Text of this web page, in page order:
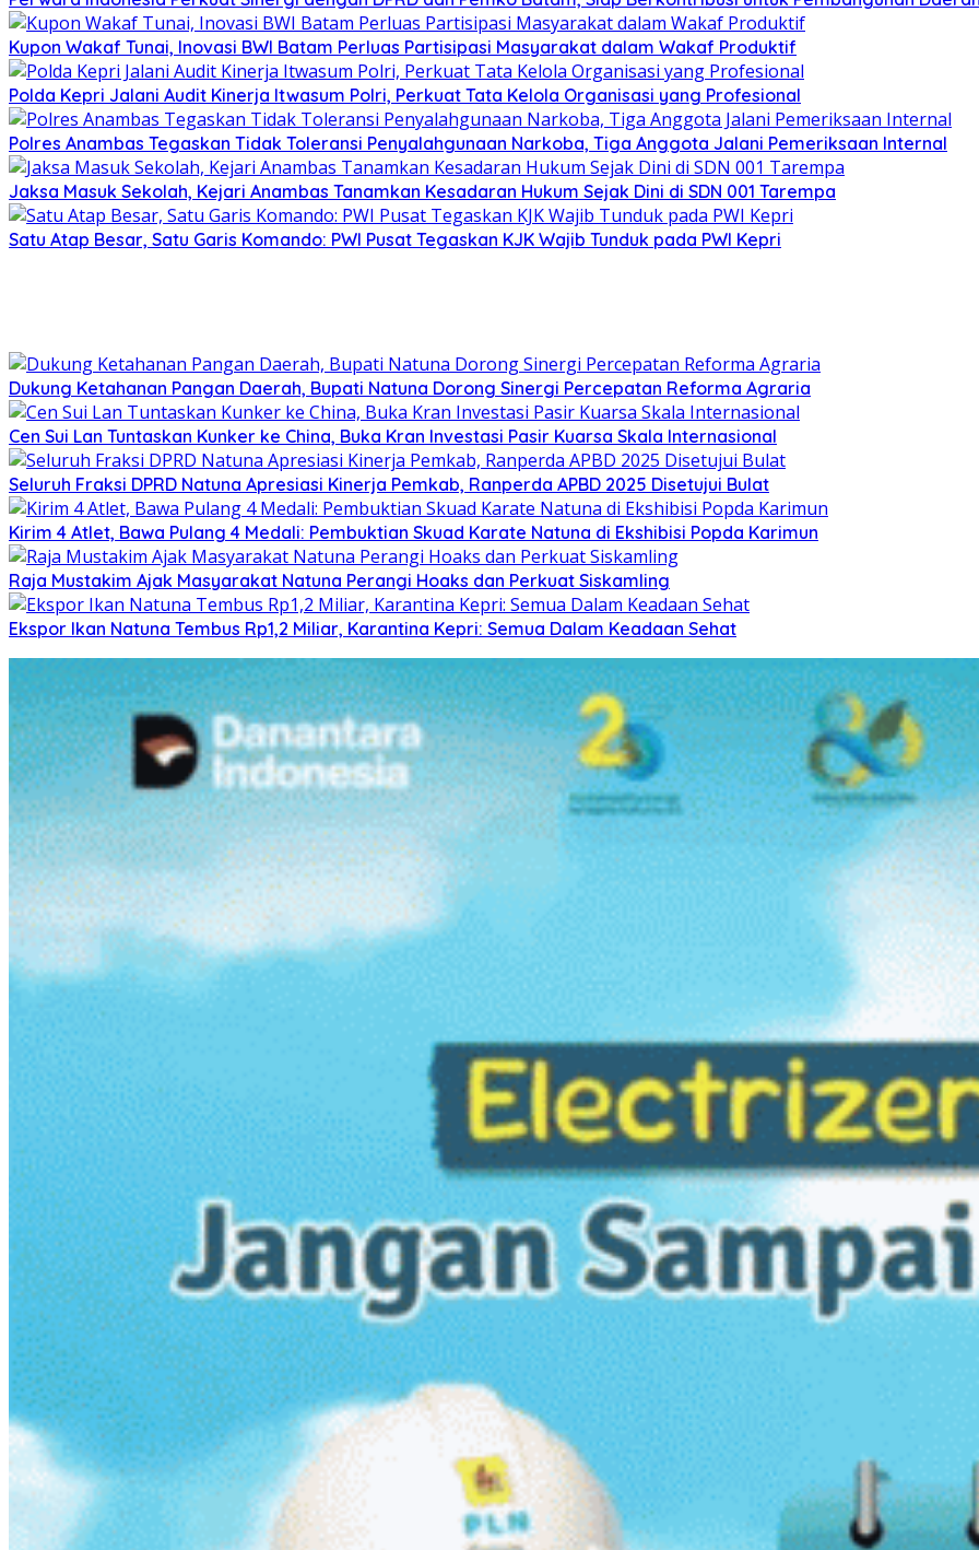
Kupon Wakaf Tunai, Inovasi BWI Batam Perluas Partisipasi Masyarakat dalam Wakaf Produktif
Polda Kepri Jalani Audit Kinerja Itwasum Polri, Perkuat Tata Kelola Organisasi yang Profesional
Polres Anambas Tegaskan Tidak Toleransi Penyalahgunaan Narkoba, Tiga Anggota Jalani Pemeriksaan Internal
Jaksa Masuk Sekolah, Kejari Anambas Tanamkan Kesadaran Hukum Sejak Dini di SDN 001 Tarempa
Satu Atap Besar, Satu Garis Komando: PWI Pusat Tegaskan KJK Wajib Tunduk pada PWI Kepri
Dukung Ketahanan Pangan Daerah, Bupati Natuna Dorong Sinergi Percepatan Reforma Agraria
Cen Sui Lan Tuntaskan Kunker ke China, Buka Kran Investasi Pasir Kuarsa Skala Internasional
Seluruh Fraksi DPRD Natuna Apresiasi Kinerja Pemkab, Ranperda APBD 2025 Disetujui Bulat
Kirim 4 Atlet, Bawa Pulang 4 Medali: Pembuktian Skuad Karate Natuna di Ekshibisi Popda Karimun
Raja Mustakim Ajak Masyarakat Natuna Perangi Hoaks dan Perkuat Siskamling
Ekspor Ikan Natuna Tembus Rp1,2 Miliar, Karantina Kepri: Semua Dalam Keadaan Sehat